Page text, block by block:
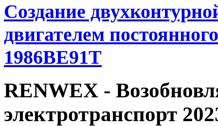
Создание
двигателем
1986BE91T
RENWEX -
электротранспорт